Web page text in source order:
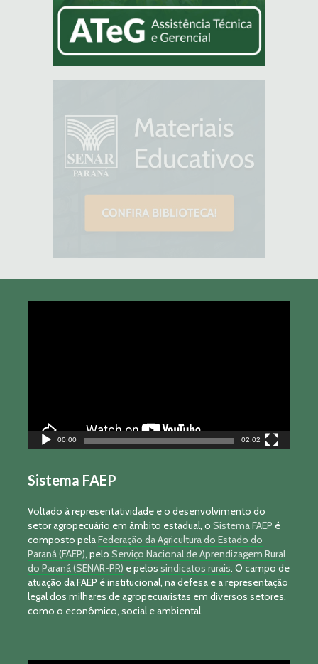
00:00 02:02
Sistema FAEP
Voltado à representatividade e o desenvolvimento do
setor agropecuário em âmbito estadual, o Sistema FAEP é
composto pelaFederação da Agricultura do Estado do
Paraná (FAEP), pelo Serviço Nacional de Aprendizagem Rural
do Paraná (SENAR-PR) e pelos sindicatos rurais. O campo de
atuação da FAEP é institucional, na defesa e a representação
legal dos milhares de agropecuaristas em diversos setores,
como o econômico, social e ambiental.